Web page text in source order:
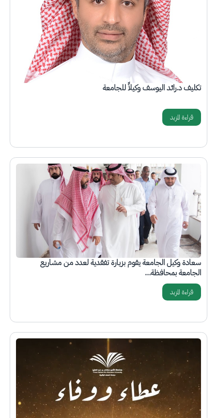
تكليف د.رائد اليوسف وكيلاً للجامعة
قراءة المزيد
سعادة وكيل الجامعة يقوم بزيارة تفقدية لعدد من مشاريع
الجامعة بمحافظة…
قراءة المزيد
الصورة